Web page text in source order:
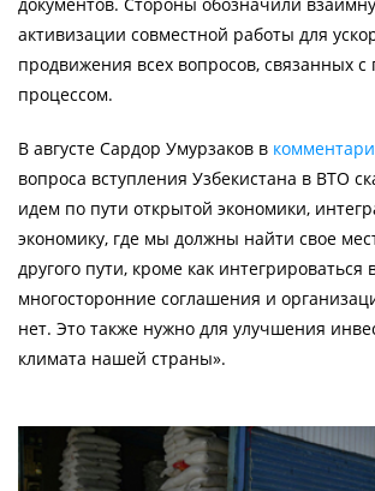
активизации совместной работы для
продвижения всех вопросов, связанных
процессом.
В августе Сардор Умурзаков в
вопроса вступления Узбекистана в ВТО
идем по пути открытой экономики,
экономику, где мы должны найти свое
другого пути, кроме как интегрироваться
многосторонние соглашения и
нет. Это также нужно для улучшения
климата нашей страны».